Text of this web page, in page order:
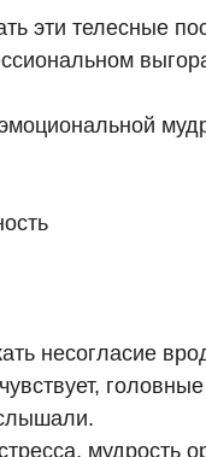
эти телесные
несогласие
мудрость